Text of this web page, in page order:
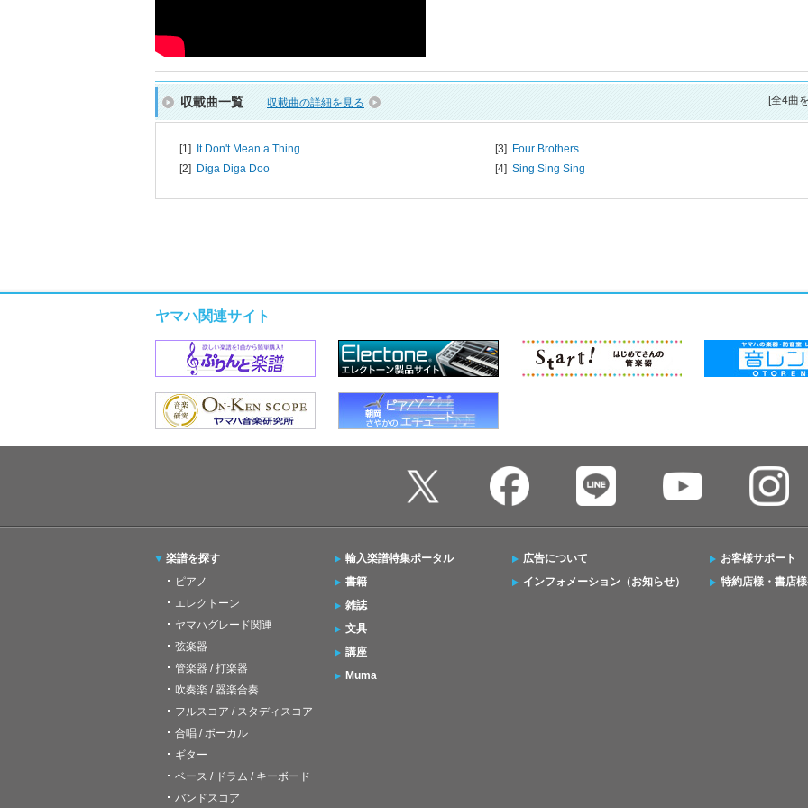
収載曲一覧 収載曲の詳細を見る [全4曲
[1] It Don't Mean a Thing
[2] Diga Diga Doo
[3] Four Brothers
[4] Sing Sing Sing
ヤマハ関連サイト
楽譜を探す
ピアノ
エレクトーン
ヤマハグレード関連
弦楽器
管楽器 / 打楽器
吹奏楽 / 器楽合奏
フルスコア / スタディスコア
合唱 / ボーカル
ギター
ベース / ドラム / キーボード
バンドスコア
輸入楽譜特集ポータル
書籍
雑誌
文具
講座
Muma
広告について
インフォメーション（お知らせ）
お客様サポート
特約店様・書店